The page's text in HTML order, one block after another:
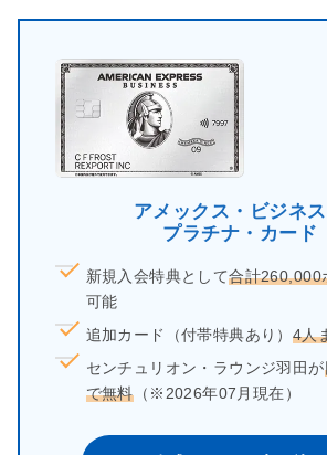
アメックス・ビジネス
プラチナ・カード
新規入会特典として合計260,000
可能
追加カード（付帯特典あり） 4人
センチュリオン・ラウンジ羽田が
で無料（※2026年07月現在）